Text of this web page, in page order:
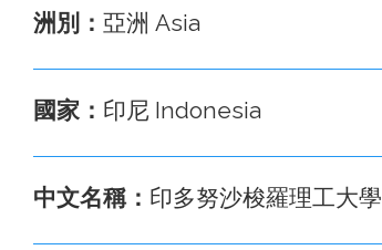
洲別： 亞洲 Asia
國家： 印尼 Indonesia
中文名稱： 印多努沙梭羅理工大學